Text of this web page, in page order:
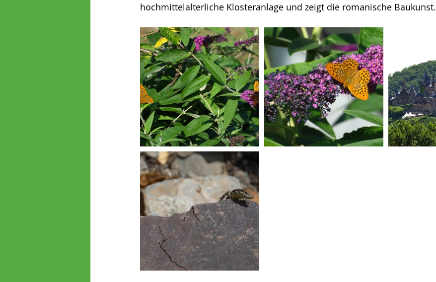
hochmittelalterliche Klosteranlage und zeigt die romanische Baukunst.